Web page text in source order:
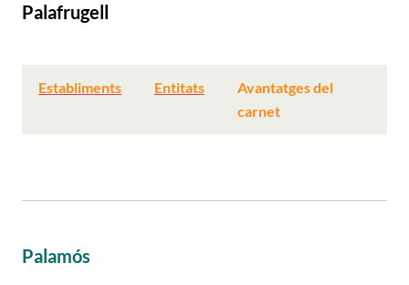
Palafrugell
Establiments Entitats
Avantatges del
carnet
Palamós